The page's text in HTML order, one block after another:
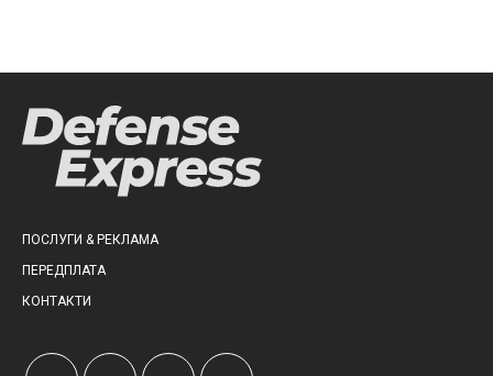
ПОСЛУГИ & РЕКЛАМА
ПЕРЕДПЛАТА
КОНТАКТИ